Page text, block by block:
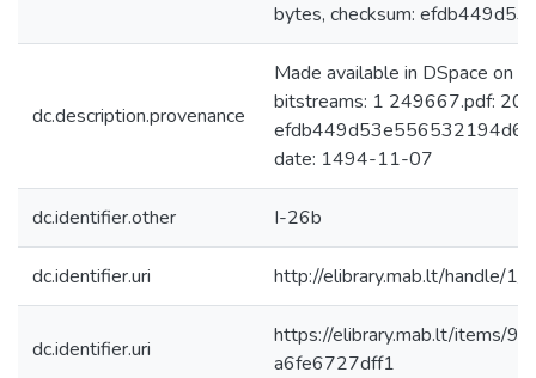
bytes, checksum:
dc.description.provenance
Made available in DSpace on
bitstreams: 1 249667.pdf:
date: 1494-11-07
dc.identifier.other I-26b
dc.identifier.uri http://elibrary.mab.lt/handle/1/
dc.identifier.uri
https://elibrary.mab.lt/items/
a6fe6727dff1